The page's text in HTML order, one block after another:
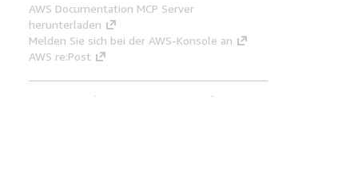
AWS Documentation MCP Server
herunterladen
Melden Sie sich bei der AWS-Konsole an
AWS re:Post
Nutzungsbedingungen für die